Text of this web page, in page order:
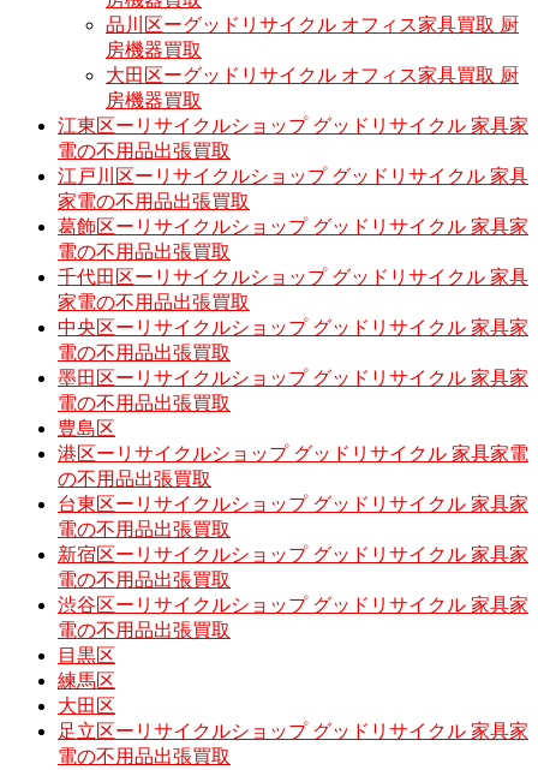
品川区ーグッドリサイクル オフィス家具買取 厨
房機器買取
大田区ーグッドリサイクル オフィス家具買取 厨
房機器買取
江東区ーリサイクルショップ グッドリサイクル 家具家
電の不用品出張買取
江戸川区ーリサイクルショップ グッドリサイクル 家具
家電の不用品出張買取
葛飾区ーリサイクルショップ グッドリサイクル 家具家
電の不用品出張買取
千代田区ーリサイクルショップ グッドリサイクル 家具
家電の不用品出張買取
中央区ーリサイクルショップ グッドリサイクル 家具家
電の不用品出張買取
墨田区ーリサイクルショップ グッドリサイクル 家具家
電の不用品出張買取
豊島区
港区ーリサイクルショップ グッドリサイクル 家具家電
の不用品出張買取
台東区ーリサイクルショップ グッドリサイクル 家具家
電の不用品出張買取
新宿区ーリサイクルショップ グッドリサイクル 家具家
電の不用品出張買取
渋谷区ーリサイクルショップ グッドリサイクル 家具家
電の不用品出張買取
目黒区
練馬区
大田区
足立区ーリサイクルショップ グッドリサイクル 家具家
電の不用品出張買取